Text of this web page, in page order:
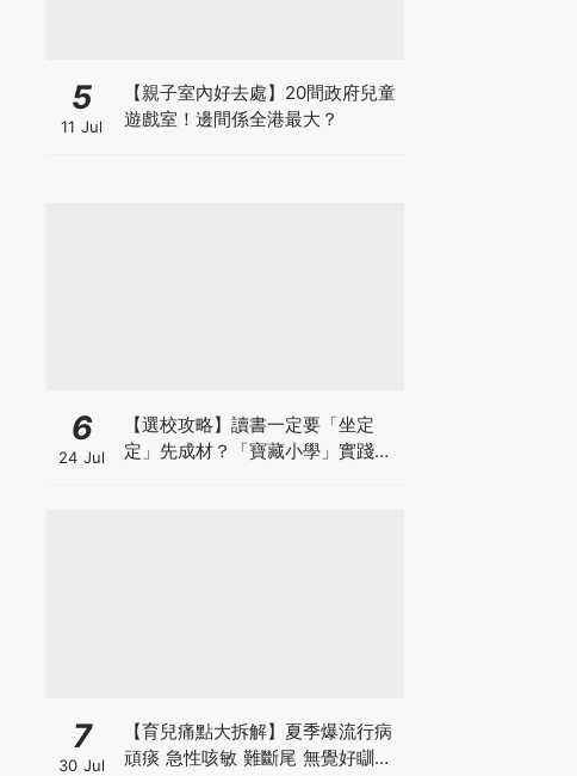
5
11 Jul
【親子室內好去處】20間政府兒童
遊戲室！邊間係全港最大？
6
24 Jul
【選校攻略】讀書一定要「坐定
定」先成材？「寶藏小學」實踐動
7
30 Jul
【育兒痛點大拆解】夏季爆流行病
頑痰 急性咳敏 難斷尾 無覺好瞓？